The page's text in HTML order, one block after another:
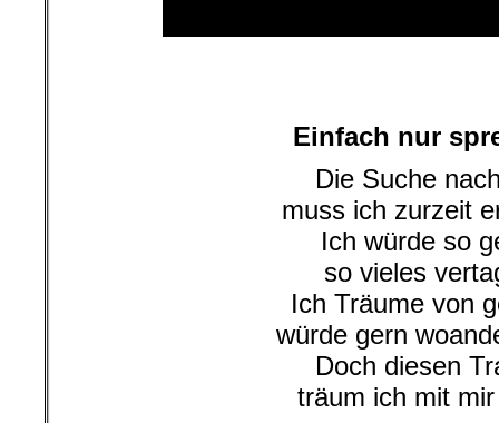
Einfach nur
Die Suche
muss ich zurzeit
Ich würde so
so vieles
Ich Träume von
würde gern
Doch diesen
träum ich mit